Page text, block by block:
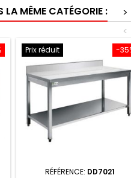
LA MÊME CATÉGORIE :
>
<
-35%
Prix réduit
RÉFÉRENCE: DD7021